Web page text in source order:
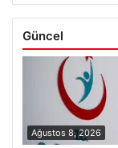
Güncel
Ağustos 8, 2026